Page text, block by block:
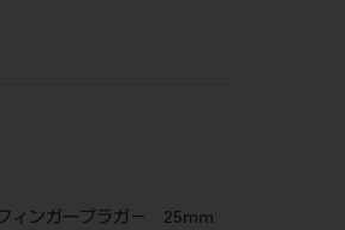
ィンガープラガ－ 25mm